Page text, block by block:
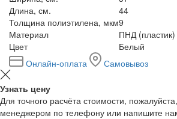
Длина, см.
44
Толщина полиэтилена, мкм9
Материал
ПНД (пластик)
Цвет
Белый
Онлайн-оплата
Самовывоз
Узнать цену
Для точного расчёта стоимости,
менеджером по телефону или напишите